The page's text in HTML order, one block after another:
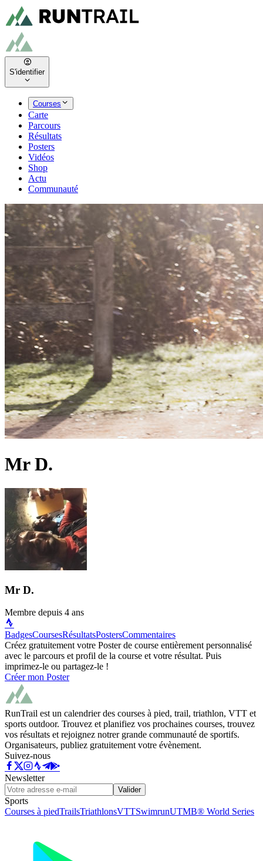
S'identifier
Courses
Carte
Parcours
Résultats
Posters
Vidéos
Shop
Actu
Communauté
Mr D.
Mr D.
Membre depuis 4 ans
BadgesCoursesRésultatsPostersCommentaires
Créez gratuitement votre Poster de course entièrement personnalisé
avec le parcours et profil de la course et votre résultat. Puis
imprimez-le ou partagez-le !
Créer mon Poster
RunTrail est un calendrier des courses à pied, trail, triathlon, VTT et
sports outdoor. Trouvez et planifiez vos prochaines courses, trouvez
vos résultats et rejoignez notrer grande communauté de sportifs.
Organisateurs, publiez gratuitement votre évènement.
Suivez-nous
Newsletter
Valider
Sports
Courses à piedTrailsTriathlonsVTTSwimrunUTMB® World Series